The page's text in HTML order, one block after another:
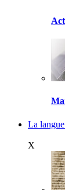
La
X